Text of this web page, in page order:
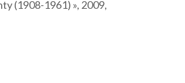
(1908-1961) », 2009,